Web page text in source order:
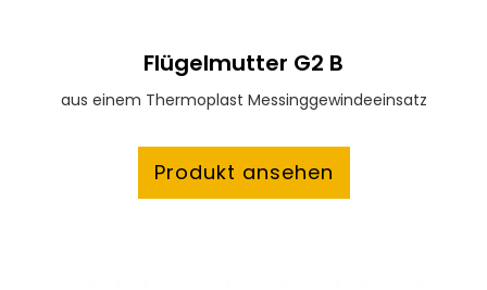
Flügelmutter G2 B
aus einem Thermoplast Messinggewindeeinsatz
Produkt ansehen